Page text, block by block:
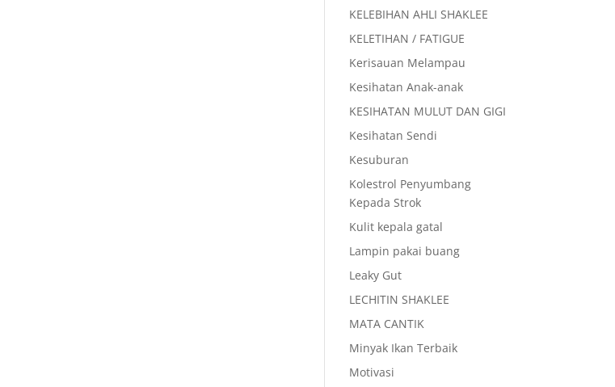
KELEBIHAN AHLI SHAKLEE
KELETIHAN / FATIGUE
Kerisauan Melampau
Kesihatan Anak-anak
KESIHATAN MULUT DAN GIGI
Kesihatan Sendi
Kesuburan
Kolestrol Penyumbang
Kepada Strok
Kulit kepala gatal
Lampin pakai buang
Leaky Gut
LECHITIN SHAKLEE
MATA CANTIK
Minyak Ikan Terbaik
Motivasi